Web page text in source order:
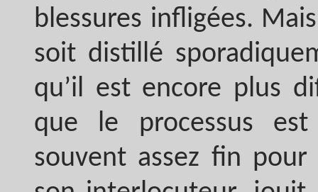
blessures infligées.
soit distillé
qu’il est encore plus
que le processus
souvent assez fin